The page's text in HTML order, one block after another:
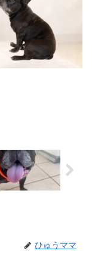
ひゅうママ